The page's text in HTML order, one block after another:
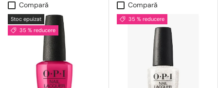
Compară
Stoc epuizat
35 % reducere
Compară
35 % reducere